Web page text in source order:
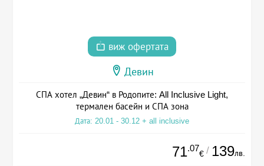
виж офертата
Девин
СПА хотел „Девин“ в Родопите: All Inclusive Light,
термален басейн и СПА зона
Дата: 20.01 - 30.12 + all inclusive
71.07
€ / 139лв.